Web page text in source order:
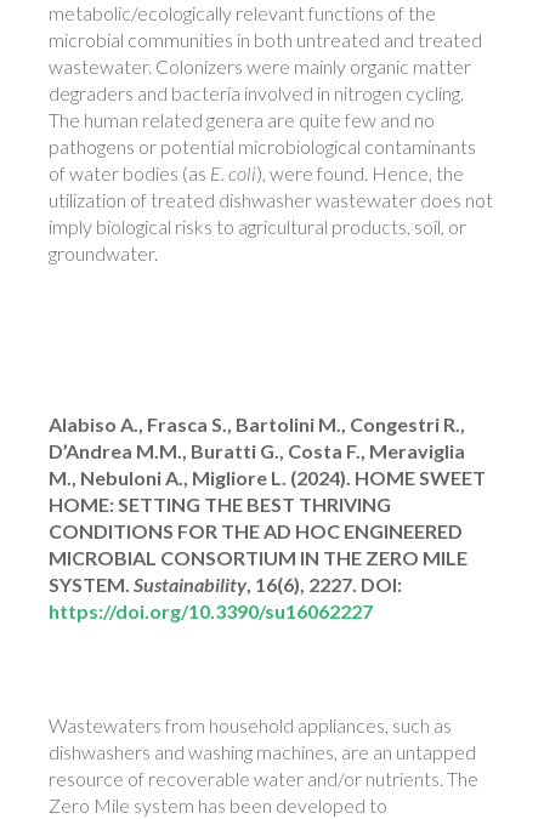
metabolic/ecologically relevant functions of the
microbial communities in both untreated and treated
wastewater. Colonizers were mainly organic matter
degraders and bacteria involved in nitrogen cycling.
The human related genera are quite few and no
pathogens or potential microbiological contaminants
of water bodies (as E. coli), were found. Hence, the
utilization of treated dishwasher wastewater does not
imply biological risks to agricultural products, soil, or
groundwater.
Alabiso A., Frasca S., Bartolini M., Congestri R.,
D’Andrea M.M., Buratti G., Costa F., Meraviglia
M., Nebuloni A., Migliore L. (2024). HOME SWEET
HOME: SETTING THE BEST THRIVING
CONDITIONS FOR THE AD HOC ENGINEERED
MICROBIAL CONSORTIUM IN THE ZERO MILE
SYSTEM. Sustainability, 16(6), 2227. DOI:
https://doi.org/10.3390/su16062227
Wastewaters from household appliances, such as
dishwashers and washing machines, are an untapped
resource of recoverable water and/or nutrients. The
Zero Mile system has been developed to